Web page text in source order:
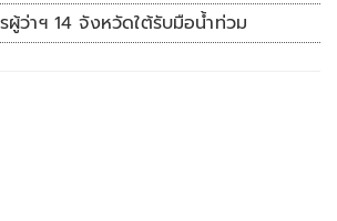
ผู้ว่าฯ 14 จังหวัดใต้รับมือน้ำท่วม